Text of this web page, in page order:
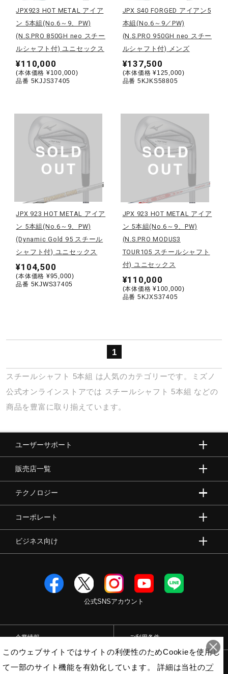
陸上競技
卓球
柔道
ウィンタースポーツ
ワーキング
ウォーキングシューズ
ライフスタイルグッズ
寝具／ミズノスリープ
健康／エクササイズ
ジュニア／キッズ
メディカル
JPX923 HOT METAL アイア
ン 5本組(No.6～9、PW)
(N.S.PRO 850GH neo スチー
ルシャフト付) ユニセックス
¥110,000
(本体価格 ¥100,000)
品番 5KJJS37405
JPX S40 FORGED アイアン5
本組(No.6～9／PW)
(N.S.PRO 950GH neo スチー
ルシャフト付) メンズ
¥137,500
(本体価格 ¥125,000)
品番 5KJKS58805
JPX 923 HOT METAL アイア
ン 5本組(No.6～9、PW)
(Dynamic Gold 95 スチール
シャフト付) ユニセックス
¥104,500
(本体価格 ¥95,000)
品番 5KJWS37405
JPX 923 HOT METAL アイア
ン 5本組(No.6～9、PW)
(N.S.PRO MODUS3
TOUR105 スチールシャフト
付) ユニセックス
¥110,000
(本体価格 ¥100,000)
品番 5KJXS37405
1
スチールシャフト 5本組 は人気のカテゴリーです。ミズノ
公式オンラインストアでは スチールシャフト 5本組 などの
商品を豊富に取り揃えています。
ユーザーサポート
販売店一覧
テクノロジー
コーポレート
ビジネス向け
公式SNSアカウント
企業情報 ご利用条件
このウェブサイトではサイトの利便性のためCookieを使用し
て一部のサイト機能を有効化しています。 詳細は当社のプ